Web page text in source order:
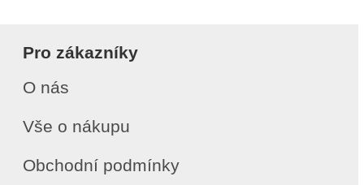
Pro zákazníky
O nás
Vše o nákupu
Obchodní podmínky